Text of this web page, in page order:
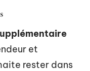
et
rester dans